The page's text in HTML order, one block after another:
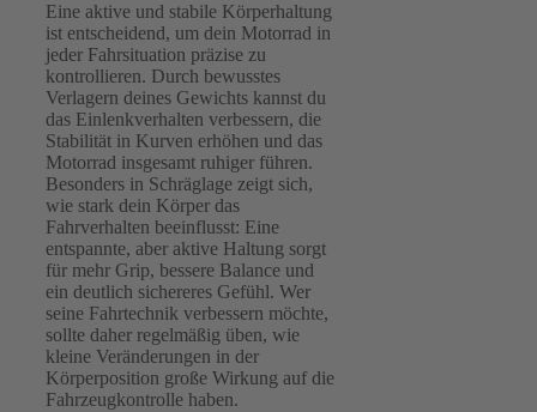
Eine aktive und stabile Körperhaltung
ist entscheidend, um dein Motorrad in
jeder Fahrsituation präzise zu
kontrollieren. Durch bewusstes
Verlagern deines Gewichts kannst du
das Einlenkverhalten verbessern, die
Stabilität in Kurven erhöhen und das
Motorrad insgesamt ruhiger führen.
Besonders in Schräglage zeigt sich,
wie stark dein Körper das
Fahrverhalten beeinflusst: Eine
entspannte, aber aktive Haltung sorgt
für mehr Grip, bessere Balance und
ein deutlich sichereres Gefühl. Wer
seine Fahrtechnik verbessern möchte,
sollte daher regelmäßig üben, wie
kleine Veränderungen in der
Körperposition große Wirkung auf die
Fahrzeugkontrolle haben.